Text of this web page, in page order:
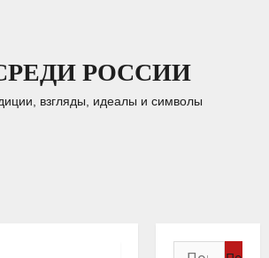
РОССИИ
взгляды, идеалы и символы
Найти: